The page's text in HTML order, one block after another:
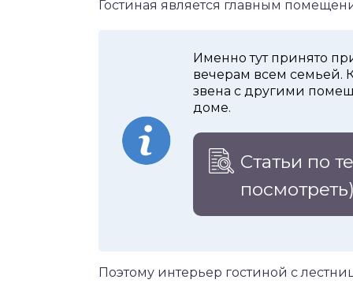
Гостиная является главным
Именно тут принято
вечерам всем семьей.
звена с другими
доме.
Статьи по
Поэтому интерьер гостиной с